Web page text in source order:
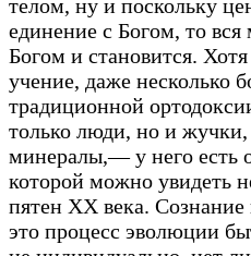
телом, ну и поскольку
единение с Богом, то вся
Богом и становится.
учение, даже несколько
традиционной
только люди, но и
минералы,— у него есть
которой можно увидеть
пятен ХХ века. Сознание
это процесс эволюции